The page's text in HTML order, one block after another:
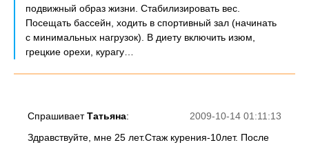
подвижный образ жизни. Стабилизировать вес.
Посещать бассейн, ходить в спортивный зал (начинать
с минимальных нагрузок). В диету включить изюм,
грецкие орехи, курагу…
2009-10-14 01:11:13
СпрашиваетТатьяна:
Здравствуйте, мне 25 лет.Стаж курения-10лет. После